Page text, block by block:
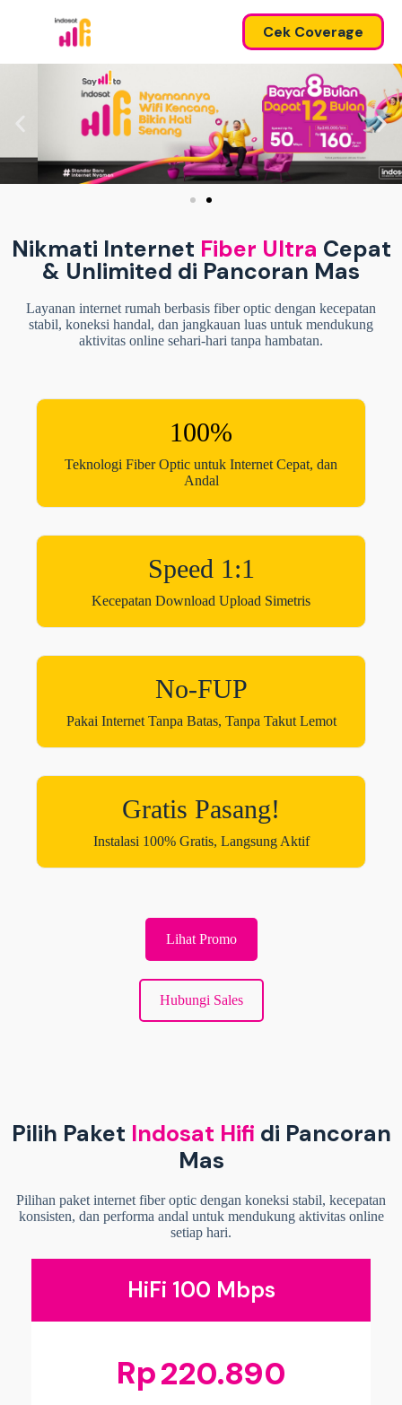
Cek Coverage
Nikmati Internet Fiber Ultra Cepat
& Unlimited di Pancoran Mas
Layanan internet rumah berbasis fiber optic dengan kecepatan
stabil, koneksi handal, dan jangkauan luas untuk mendukung
aktivitas online sehari-hari tanpa hambatan.
100%
Teknologi Fiber Optic untuk Internet Cepat, dan
Andal
Speed 1:1
Kecepatan Download Upload Simetris
No-FUP
Pakai Internet Tanpa Batas, Tanpa Takut Lemot
Gratis Pasang!
Instalasi 100% Gratis, Langsung Aktif
Lihat Promo
Hubungi Sales
Pilih Paket Indosat Hifi di Pancoran
Mas
Pilihan paket internet fiber optic dengan koneksi stabil, kecepatan
konsisten, dan performa andal untuk mendukung aktivitas online
setiap hari.
HiFi 100 Mbps
Rp220.890